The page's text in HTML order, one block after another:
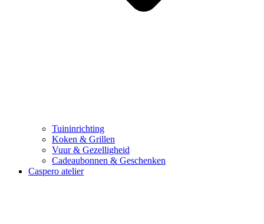
Tuininrichting
Koken & Grillen
Vuur & Gezelligheid
Cadeaubonnen & Geschenken
Caspero atelier